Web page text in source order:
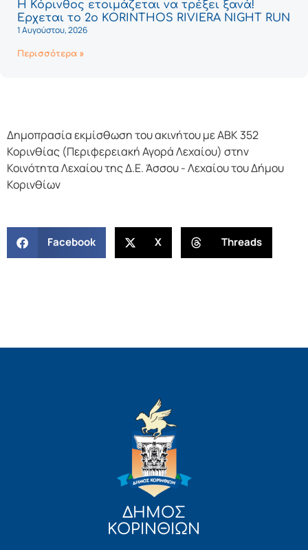
Η Κόρινθος ετοιμάζεται να τρέξει ξανά!
Έρχεται το 2ο KORINTHOS RIVIERA NIGHT RUN
1 Αυγούστου, 2026
Περισσότερα »
Δημοπρασία εκμίσθωση του ακινήτου με ΑΒΚ 352
Κορινθίας (Περιφερειακή Αγορά Λεχαίου) στην
Κοινότητα Λεχαίου της Δ.Ε. Άσσου - Λεχαίου του Δήμου
Κορινθίων
Facebook X Threads
ΔΗΜΟΣ
ΚΟΡΙΝΘΙΩΝ